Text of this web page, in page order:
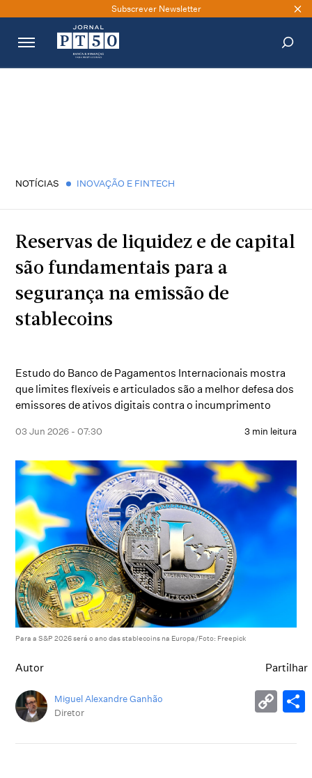
Subscrever Newsletter
NOTÍCIAS INOVAÇÃO E FINTECH
Reservas de liquidez e de capital
são fundamentais para a
segurança na emissão de
stablecoins
Estudo do Banco de Pagamentos Internacionais mostra
que limites flexíveis e articulados são a melhor defesa dos
emissores de ativos digitais contra o incumprimento
03 Jun 2026 - 07:30 3 min leitura
Para a S&P 2026 será o ano das stablecoins na Europa/Foto: Freepick
Autor
Miguel Alexandre Ganhão
Diretor
Partilhar